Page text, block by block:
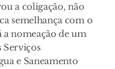
a coligação, não
semelhança com o
nomeação de um
Serviços
e Saneamento